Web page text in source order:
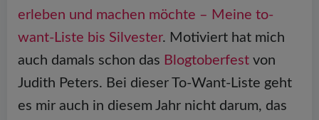
erleben und machen möchte – Meine to-
want-Liste bis Silvester. Motiviert hat mich
auch damals schon das Blogtoberfest von
Judith Peters. Bei dieser To-Want-Liste geht
es mir auch in diesem Jahr nicht darum, das